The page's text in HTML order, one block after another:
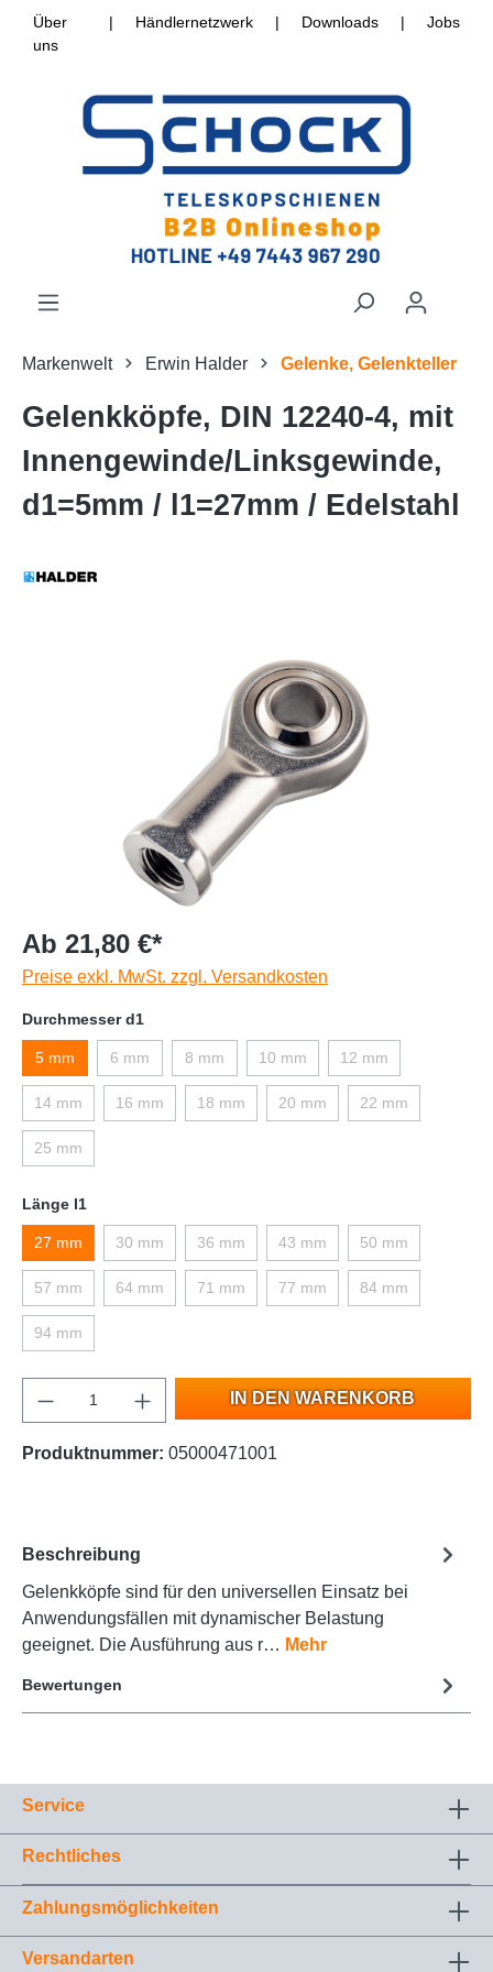
Über
uns
| Händlernetzwerk | Downloads | Jobs
Markenwelt Erwin Halder Gelenke, Gelenkteller
Gelenkköpfe, DIN 12240-4, mit
Innengewinde/Linksgewinde,
d1=5mm / l1=27mm / Edelstahl
Ab 21,80 €*
Preise exkl. MwSt. zzgl. Versandkosten
Durchmesser d1
5 mm 6 mm 8 mm 10 mm 12 mm
14 mm 16 mm 18 mm 20 mm 22 mm
25 mm
Länge l1
27 mm 30 mm 36 mm 43 mm 50 mm
57 mm 64 mm 71 mm 77 mm 84 mm
94 mm
IN DEN WARENKORB
Produktnummer: 05000471001
Beschreibung
Gelenkköpfe sind für den universellen Einsatz bei
Anwendungsfällen mit dynamischer Belastung
geeignet. Die Ausführung aus r… Mehr
Bewertungen
Service
Rechtliches
Zahlungsmöglichkeiten
Versandarten